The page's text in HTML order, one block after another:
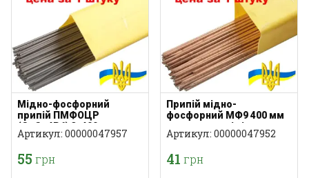
Мідно-фосфорний
припій ПМФОЦР
(CuSn4P6) 3х400 мм для
міді
Артикул: 00000047957
55 грн
Припій мідно-
фосфорний МФ9 400 мм
для паяння міді
Артикул: 00000047952
41 грн